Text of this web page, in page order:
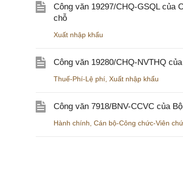
Công văn 19297/CHQ-GSQL của
chỗ
Xuất nhập khẩu
Công văn 19280/CHQ-NVTHQ
Thuế-Phí-Lệ phí Xuất nhập khẩu
Công văn 7918/BNV-CCVC của
Hành chính Cán bộ-Công chức-Viên